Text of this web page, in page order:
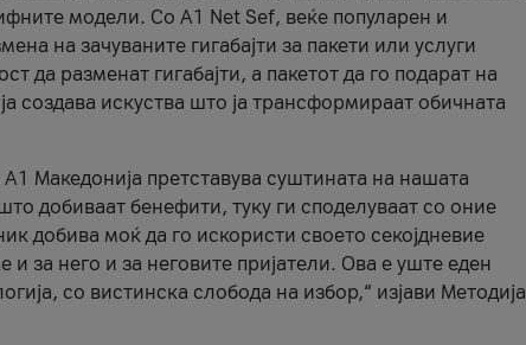
модели. Со A1 Net Sef, веќе популарен и
на зачуваните гигабајти за пакети или услуги
да разменат гигабајти, а пакетот да го подарат на
создава искуства што ја трансформираат обичната
Македонија претставува суштината на нашата
добиваат бенефити, туку ги споделуваат со оние
добива моќ да го искористи своето секојдневие
за него и за неговите пријатели. Ова е уште еден
со вистинска слобода на избор,“ изјави Методија